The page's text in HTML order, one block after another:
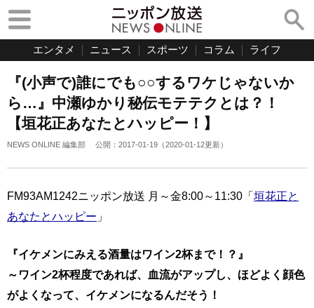
エンタメ ニュース スポーツ コラム ライフ
『(小声で)誰にでも○○するワケじゃないか
ら…』中瀬ゆかり秘伝モテテクとは？！
【垣花正あなたとハッピー！】
NEWS ONLINE 編集部 公開： 2017-01-19 （2020-01-12更新）
FM93AM1242ニッポン放送 月～金8:00～11:30「垣花正と
あなたとハッピー 」
『イケメンにみえる酒量はワイン2杯まで！？』
～ワイン2杯程度であれば、血流がアップし、ほどよく顔色
がよくなって、イケメンになるんだそう！